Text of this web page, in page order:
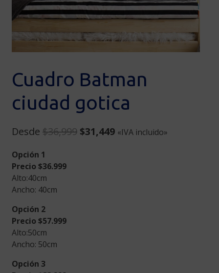
Cuadro Batman
ciudad gotica
Desde $36,999 Original
$31,449Current
«IVA incluido»
Opción 1
Precio $36.999
Alto:40cm
Ancho: 40cm
Opción 2
Precio $57.999
Alto:50cm
Ancho: 50cm
Opción 3